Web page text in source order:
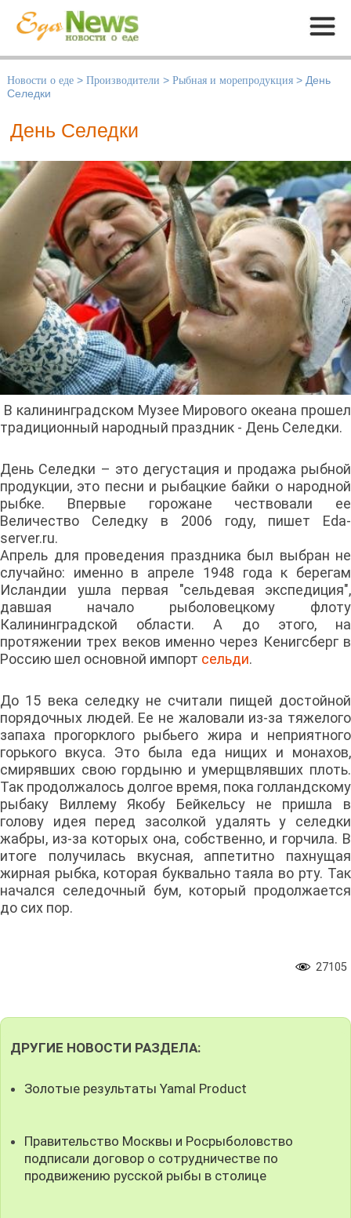
Меню
Новости о еде > Производители > Рыбная и морепродукция > День
Селедки
День Селедки
В калининградском Музее Мирового океана прошел
традиционный народный праздник - День Селедки.
День Селедки – это дегустация и продажа рыбной
продукции, это песни и рыбацкие байки о народной
рыбке. Впервые горожане чествовали ее
Величество Селедку в 2006 году, пишет Eda-
server.ru.
Апрель для проведения праздника был выбран не
случайно: именно в апреле 1948 года к берегам
Исландии ушла первая "сельдевая экспедиция",
давшая начало рыболовецкому флоту
Калининградской области. А до этого, на
протяжении трех веков именно через Кенигсберг в
Россию шел основной импорт сельди.
До 15 века селедку не считали пищей достойной
порядочных людей. Ее не жаловали из-за тяжелого
запаха прогорклого рыбьего жира и неприятного
горького вкуса. Это была еда нищих и монахов,
смирявших свою гордыню и умерщвлявших плоть.
Так продолжалось долгое время, пока голландскому
рыбаку Виллему Якобу Бейкельсу не пришла в
голову идея перед засолкой удалять у селедки
жабры, из-за которых она, собственно, и горчила. В
итоге получилась вкусная, аппетитно пахнущая
жирная рыбка, которая буквально таяла во рту. Так
начался селедочный бум, который продолжается
до сих пор.
27105
ДРУГИЕ НОВОСТИ РАЗДЕЛА:
Золотые результаты Yamal Product
Правительство Москвы и Росрыболовство
подписали договор о сотрудничестве по
продвижению русской рыбы в столице